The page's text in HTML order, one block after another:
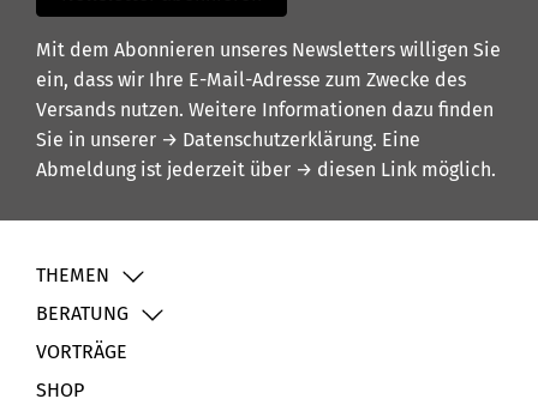
Mit dem Abonnieren unseres Newsletters willigen Sie
ein, dass wir Ihre E-Mail-Adresse zum Zwecke des
Versands nutzen. Weitere Informationen dazu finden
Sie in unserer → Datenschutzerklärung. Eine
Abmeldung ist jederzeit über → diesen Link möglich.
THEMEN
BERATUNG
VORTRÄGE
SHOP